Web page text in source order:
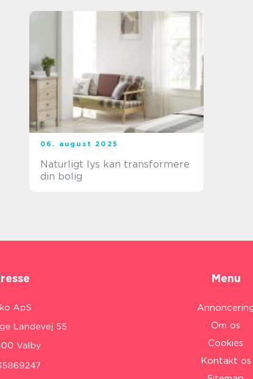
06. august 2025
Naturligt lys kan transformere
din bolig
Menu
Om os
Cookies
Kontakt os